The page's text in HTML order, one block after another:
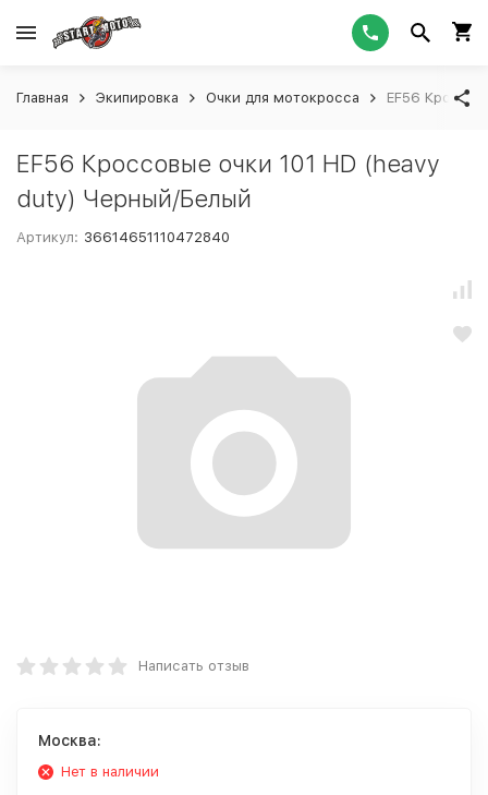
Главная Экипировка Очки для мотокросса EF56
EF56 Кроссовые очки 101 HD (heavy
duty) Черный/Белый
Артикул: 36614651110472840
Написать отзыв
Москва:
Нет в наличии